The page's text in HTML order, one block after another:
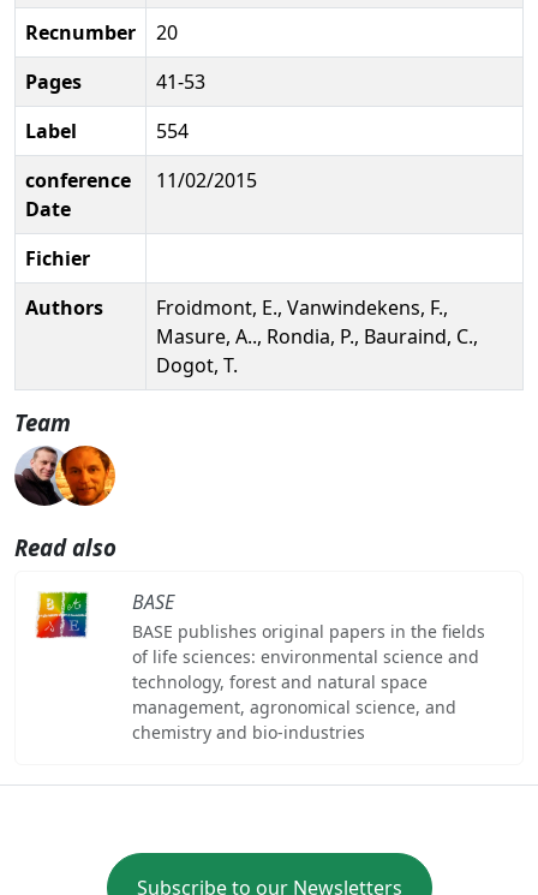
Recnumber
20
Pages
41-53
Label
554
conference
Date
11/02/2015
Fichier
Authors
Froidmont, E., Vanwindekens, F.,
Masure, A.., Rondia, P., Bauraind, C.,
Dogot, T.
Team
Read also
BASE
BASE publishes original papers in the fields
of life sciences: environmental science and
technology, forest and natural space
management, agronomical science, and
chemistry and bio-industries
Subscribe to our Newsletters